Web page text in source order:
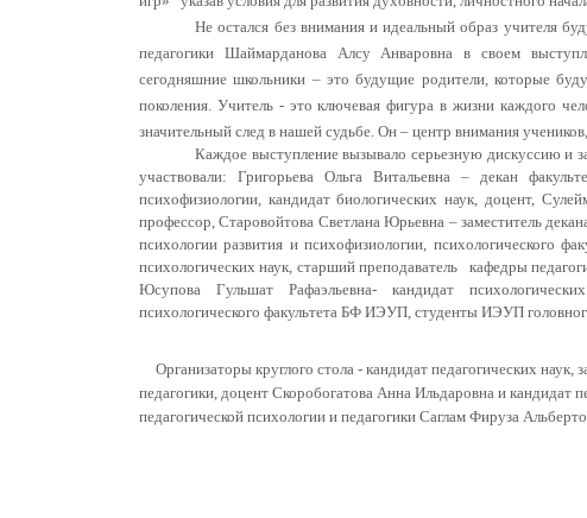
Не остался без внимания и идеальный образ учителя
педагогики Шаймарданова Алсу Анваровна в своем
сегодняшние школьники – это будущие родители, которые
поколения. Учитель - это ключевая фигура в жизни каждого
значительный след в нашей судьбе. Он – центр внимания
Каждое выступление вызывало серьезную дискуссию и
участвовали: Григорьева Ольга Витальевна – декан
психофизиологии, кандидат биологических наук, доцент,
профессор, Старовойтова Светлана Юрьевна – заместитель
психологии развития и психофизиологии, психологического
психологических наук, старший преподаватель кафедры
Юсупова Гульшат Рафаэльевна- кандидат
психологического факультета БФ ИЭУП, студенты ИЭУП
Организаторы круглого стола - кандидат педагогических
педагогики, доцент Скоробогатова Анна Ильдаровна и кандидат
педагогической психологии и педагогики Саглам Фируза